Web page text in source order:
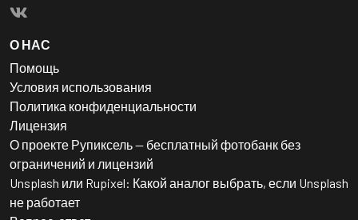
О НАС
Помощь
Условия использования
Политика конфиденциальности
Лицензия
О проекте Рупиксель — бесплатный фотобанк без
ограничений и лицензий
Unsplash или Rupixel: Какой аналог выбрать, если Unsplash
не работает